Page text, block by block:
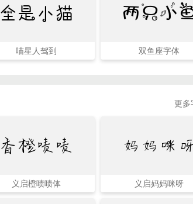
全是小猫
喵星人驾到
两只小
双鱼座字体
更多
香橙啧啧
义启橙啧啧体
妈妈咪呀
义启妈妈咪呀